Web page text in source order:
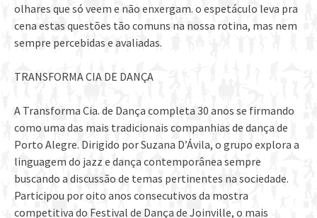
olhares que só veem e não enxergam. o espetáculo leva pra
cena estas questões tão comuns na nossa rotina, mas nem
sempre percebidas e avaliadas.
TRANSFORMA CIA DE DANÇA
A Transforma Cia. de Dança completa 30 anos se firmando
como uma das mais tradicionais companhias de dança de
Porto Alegre. Dirigido por Suzana D’Ávila, o grupo explora a
linguagem do jazz e dança contemporânea sempre
buscando a discussão de temas pertinentes na sociedade.
Participou por oito anos consecutivos da mostra
competitiva do Festival de Dança de Joinville, o mais